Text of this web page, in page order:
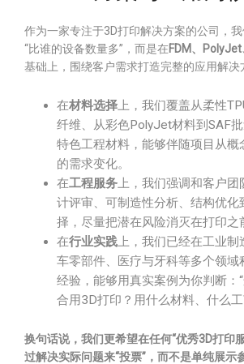
作为一家专注于3D打印解决方案的公司，
“比谁的设备数量多”，而是在FDM、
基础上，围绕客户需求打造完整的应用解决
在材料选择上，我们覆盖从柔性
纤维、从彩色PolyJet材料到SAF
特色工程材料，能够伴随项目从概
的需求变化。
在工程服务上，我们强调和客户团
计评审、可制造性分析、结构优化
择，尽量把潜在风险消灭在打印之
在行业实践上，我们已经在工业制
车零部件、医疗与牙科等多个领域
经验，能够用真实案例为你判断：
合用3D打印？用什么材料、什么
换句话说，我们更希望在任何“优秀3D打印
过解决实际问题来“投票”，而不是单纯展示